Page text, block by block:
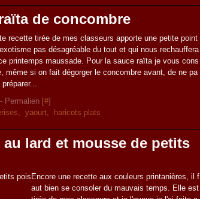
de concombre
recette tirée de mes classeurs apporte une petite point
pas désagréable du tout et qui nous rechauffera
printemps maussade. Pour la sauce raïta je vous cons
même si on fait dégorger le concombre avant, de ne pa
- Permalien [#]
,yaourt,
haricots plats
lard et mousse de petits
Encore une recette aux couleurs printanières, il f
aut bien se consoler du mauvais temps. Elle est